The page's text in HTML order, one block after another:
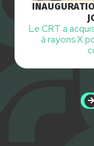
Le CRT a
à rayons X